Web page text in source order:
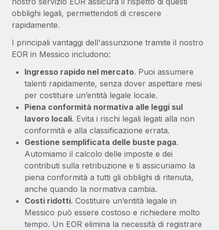
obblighi legali, permettendoti di crescere
rapidamente.
I principali vantaggi dell'assunzione tramite il nostro
EOR in Messico includono:
Ingresso rapido nel mercato. Puoi assumere
talenti rapidamente, senza dover aspettare mesi
per costituire un’entità legale locale.
Piena conformità normativa alle leggi sul
lavoro locali. Evita i rischi legali legati alla non
conformità e alla classificazione errata.
Gestione semplificata delle buste paga.
Automiamo il calcolo delle imposte e dei
contributi sulla retribuzione e ti assicuriamo la
piena conformità a tutti gli obblighi di ritenuta,
anche quando la normativa cambia.
Costi ridotti. Costituire un’entità legale in
Messico può essere costoso e richiedere molto
tempo. Un EOR elimina la necessità di registrare